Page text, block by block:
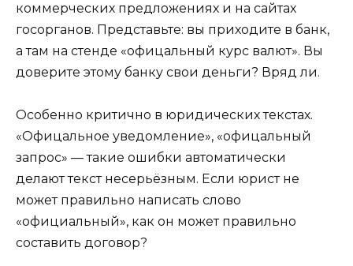
коммерческих предложениях и на сайтах
госорганов. Представьте: вы приходите в банк,
а там на стенде «офицальный курс валют». Вы
доверите этому банку свои деньги? Вряд ли.
Особенно критично в юридических текстах.
«Офицальное уведомление», «офицальный
запрос» — такие ошибки автоматически
делают текст несерьёзным. Если юрист не
может правильно написать слово
«официальный», как он может правильно
составить договор?